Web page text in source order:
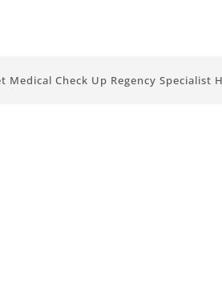
Medical Check Up Regency Specialist